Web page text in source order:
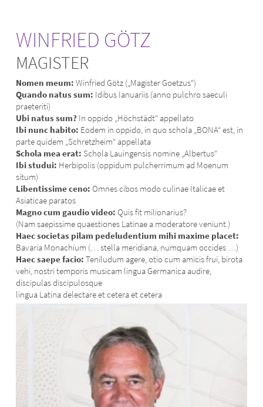
WINFRIED GÖTZ
MAGISTER
Nomen meum: Winfried Götz („Magister Goetzus“)
Quando natus sum: Idibus Ianuariis (anno pulchro saeculi
praeteriti)
Ubi natus sum? In oppido „Höchstädt“ appellato
Ibi nunc habito: Eodem in oppido, in quo schola „BONA“ est, in
parte quidem „Schretzheim“ appellata
Schola mea erat: Schola Lauingensis nomine „Albertus“
Ibi studui: Herbipolis (oppidum pulcherrimum ad Moenum
situm)
Libentissime ceno: Omnes cibos modo culinae Italicae et
Asiaticae paratos
Magno cum gaudio video: Quis fit milionarius?
(Nam saepissime quaestiones Latinae a moderatore veniunt.)
Haec societas pilam pedeludentium mihi maxime placet:
Bavaria Monachium (… stella meridiana, numquam occides …)
Haec saepe facio: Teniludum agere, otio cum amicis frui, birota
vehi, nostri temporis musicam lingua Germanica audire,
discipulas discipulosque
lingua Latina delectare et cetera et cetera